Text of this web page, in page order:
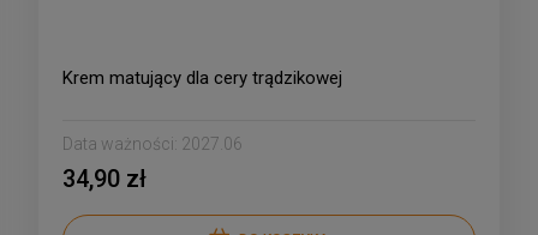
Krem matujący dla cery trądzikowej
Data ważności: 2027.06
34,90 zł